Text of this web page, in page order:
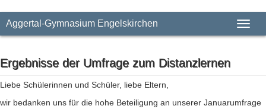
Aggertal-Gymnasium Engelskirchen
Ergebnisse der Umfrage zum Distanzlernen
Liebe Schülerinnen und Schüler, liebe Eltern,
wir bedanken uns für die hohe Beteiligung an unserer Januarumfrage